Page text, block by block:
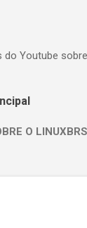
do Youtube
O LINUXBRS